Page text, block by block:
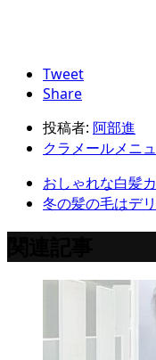
Tweet
Share
投稿者: 阿部進
クラメールメニ
おしゃれな白髪
冬の髪の毛はデ